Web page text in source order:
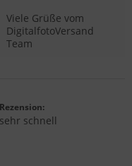
Viele Grüße vom
DigitalfotoVersand
Team
Rezension:
sehr schnell